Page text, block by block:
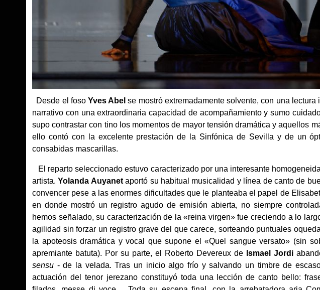
Desde el fosoYves Abel se mostró extremadamente solvente, con una
narrativo con una extraordinaria capacidad de acompañamiento y sumo
supo contrastar con tino los momentos de mayor tensión dramática y aquellos
ello contó con la excelente prestación de la Sinfónica de Sevilla y de un
consabidas mascarillas.
El reparto seleccionado estuvo caracterizado por una interesante
artista.Yolanda Auyanetaportó su habitual musicalidad y línea de canto de
convencer pese a las enormes dificultades que le planteaba el papel de
en donde mostró un registro agudo de emisión abierta, no siempre
hemos señalado, su caracterización de la «reina virgen» fue creciendo a lo
agilidad sin forzar un registro grave del que carece, sorteando puntuales
la apoteosis dramática y vocal que supone el «Quel sangue versato» (sin
apremiante batuta). Por su parte, el Roberto Devereux de Ismael Jordi
sensu - de la velada. Tras un inicio algo frío y salvando un timbre de
actuación del tenor jerezano constituyó toda una lección de canto bello: